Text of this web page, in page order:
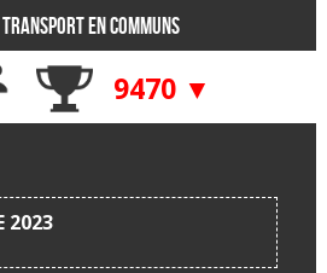
transport en communs
9470 ▼
2023